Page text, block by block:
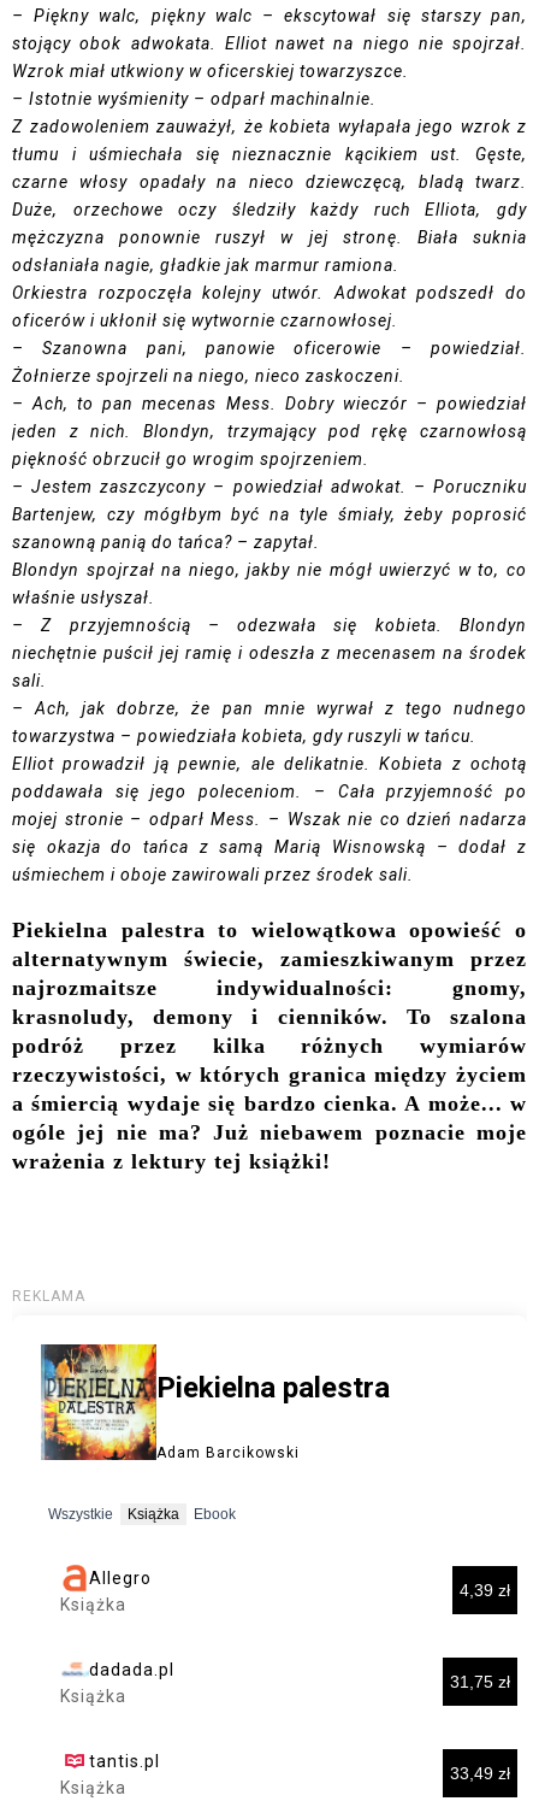
– Piękny walc, piękny walc – ekscytował się starszy pan,
stojący obok adwokata. Elliot nawet na niego nie spojrzał.
Wzrok miał utkwiony w oficerskiej towarzyszce.
– Istotnie wyśmienity – odparł machinalnie.
Z zadowoleniem zauważył, że kobieta wyłapała jego wzrok z
tłumu i uśmiechała się nieznacznie kącikiem ust. Gęste,
czarne włosy opadały na nieco dziewczęcą, bladą twarz.
Duże, orzechowe oczy śledziły każdy ruch Elliota, gdy
mężczyzna ponownie ruszył w jej stronę. Biała suknia
odsłaniała nagie, gładkie jak marmur ramiona.
Orkiestra rozpoczęła kolejny utwór. Adwokat podszedł do
oficerów i ukłonił się wytwornie czarnowłosej.
– Szanowna pani, panowie oficerowie – powiedział.
Żołnierze spojrzeli na niego, nieco zaskoczeni.
– Ach, to pan mecenas Mess. Dobry wieczór – powiedział
jeden z nich. Blondyn, trzymający pod rękę czarnowłosą
piękność obrzucił go wrogim spojrzeniem.
– Jestem zaszczycony – powiedział adwokat. – Poruczniku
Bartenjew, czy mógłbym być na tyle śmiały, żeby poprosić
szanowną panią do tańca? – zapytał.
Blondyn spojrzał na niego, jakby nie mógł uwierzyć w to, co
właśnie usłyszał.
– Z przyjemnością – odezwała się kobieta. Blondyn
niechętnie puścił jej ramię i odeszła z mecenasem na środek
sali.
– Ach, jak dobrze, że pan mnie wyrwał z tego nudnego
towarzystwa – powiedziała kobieta, gdy ruszyli w tańcu.
Elliot prowadził ją pewnie, ale delikatnie. Kobieta z ochotą
poddawała się jego poleceniom. – Cała przyjemność po
mojej stronie – odparł Mess. – Wszak nie co dzień nadarza
się okazja do tańca z samą Marią Wisnowską – dodał z
uśmiechem i oboje zawirowali przez środek sali.
Piekielna palestra to wielowątkowa opowieść o
alternatywnym świecie, zamieszkiwanym przez
najrozmaitsze indywidualności: gnomy,
krasnoludy, demony i cienników. To szalona
podróż przez kilka różnych wymiarów
rzeczywistości, w których granica między życiem
a śmiercią wydaje się bardzo cienka. A może... w
ogóle jej nie ma? Już niebawem poznacie moje
wrażenia z lektury tej książki!